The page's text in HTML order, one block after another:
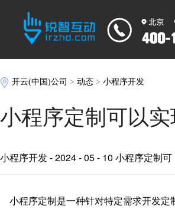
开云(中国)公司 >动态 >小程序开发
小程序定制可以
小程序开发- 2024 - 05 - 10 小程序定制可
小程序定制是一种针对特定需求开发定